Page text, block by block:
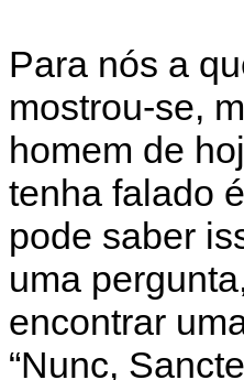
Para nós a
mostrou-se,
homem de
tenha falado
pode saber
uma
encontrar
“Nunc,